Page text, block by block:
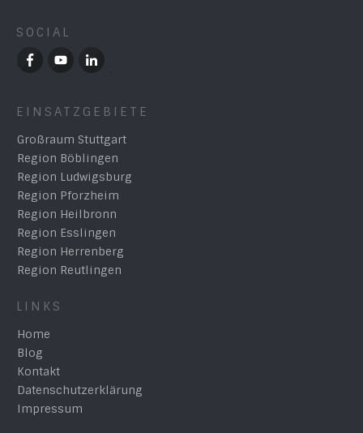
SOCIAL
EINSATZGEBIETE
Großraum Stuttgart
Region Böblingen
Region Ludwigsburg
Region Pforzheim
Region Heilbronn
Region Esslingen
Region Herrenberg
Region Reutlingen
LINKS
Home
Blog
Kontakt
Datenschutzerklärung
Impressum